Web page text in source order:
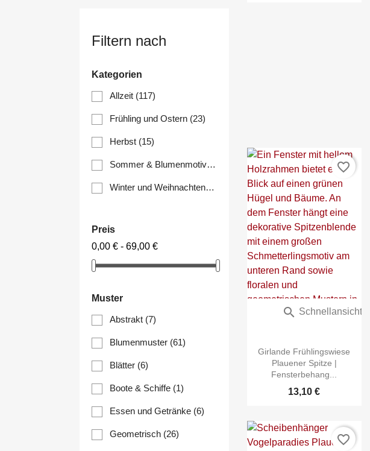
Filtern nach
Kategorien
Allzeit (117)
Frühling und Ostern (23)
Herbst (15)
Sommer & Blumenmotive(72)
Winter und Weihnachten(33)
Preis
0,00 € - 69,00 €
Muster
Abstrakt (7)
Blumenmuster (61)
Blätter (6)
Boote & Schiffe (1)
Essen und Getränke (6)
Geometrisch (26)
Girlande Frühlingswiese
Plauener Spitze |
Fensterbehang...
13,10 €
 Schnellansicht
favorite_border
favorite_border